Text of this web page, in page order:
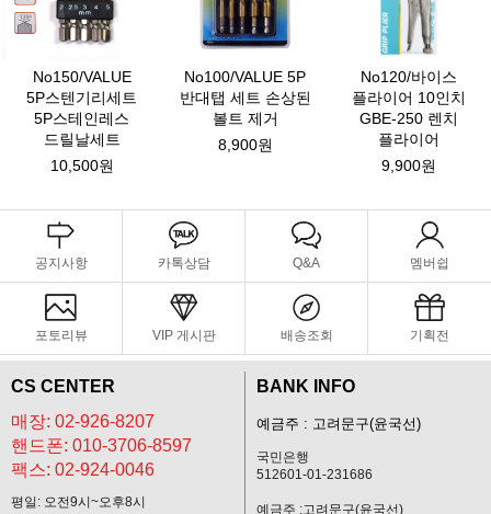
No150/VALUE
5P스텐기리세트
5P스테인레스
드릴날세트
10,500원
No100/VALUE 5P
반대탭 세트 손상된
볼트 제거
8,900원
No120/바이스
플라이어 10인치
GBE-250 렌치
플라이어
9,900원
공지사항 카톡상담 Q&A 멤버쉽
포토리뷰 VIP 게시판 배송조회 기획전
CS CENTER
매장: 02-926-8207
핸드폰: 010-3706-8597
팩스: 02-924-0046
평일: 오전9시~오후8시
BANK INFO
예금주 : 고려문구(윤국선)
국민은행
512601-01-231686
예금주 :고려문구(윤국선)